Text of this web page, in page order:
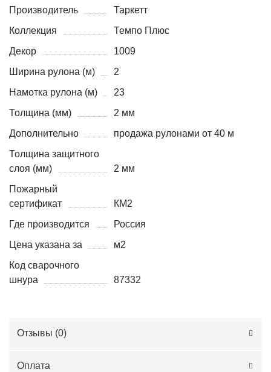
Производитель
Таркетт
Коллекция
Темпо Плюс
Декор
1009
Ширина рулона (м)
2
Намотка рулона (м)
23
Толщина (мм)
2 мм
Дополнительно
продажа рулонами от 40 м
Толщина защитного
слоя (мм)
2 мм
Пожарный
сертификат
КМ2
Где производится
Россия
Цена указана за
м2
Код сварочного
шнура
87332
Отзывы (0)
Оплата